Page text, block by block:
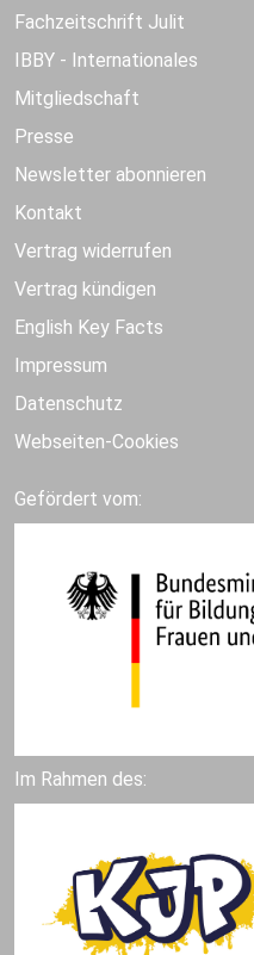
Fachzeitschrift Julit
IBBY - Internationales
Mitgliedschaft
Presse
Newsletter abonnieren
Kontakt
Vertrag widerrufen
Vertrag kündigen
English Key Facts
Impressum
Datenschutz
Webseiten-Cookies
Gefördert vom:
Im Rahmen des: